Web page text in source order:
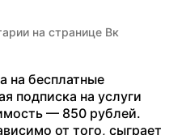
на странице Вк
на бесплатные
подписка на услуги
— 850 рублей.
от того, сыграет